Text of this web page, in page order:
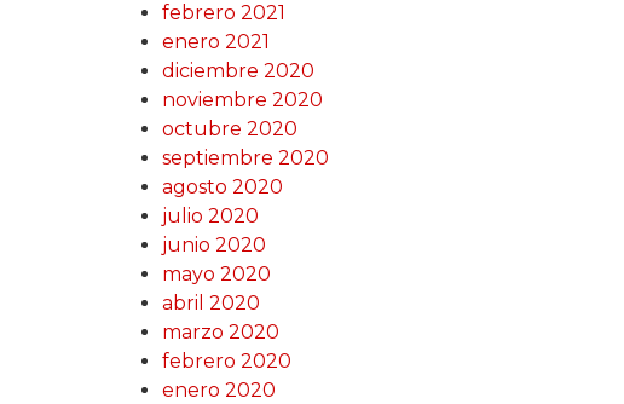
febrero 2021
enero 2021
diciembre 2020
noviembre 2020
octubre 2020
septiembre 2020
agosto 2020
julio 2020
junio 2020
mayo 2020
abril 2020
marzo 2020
febrero 2020
enero 2020